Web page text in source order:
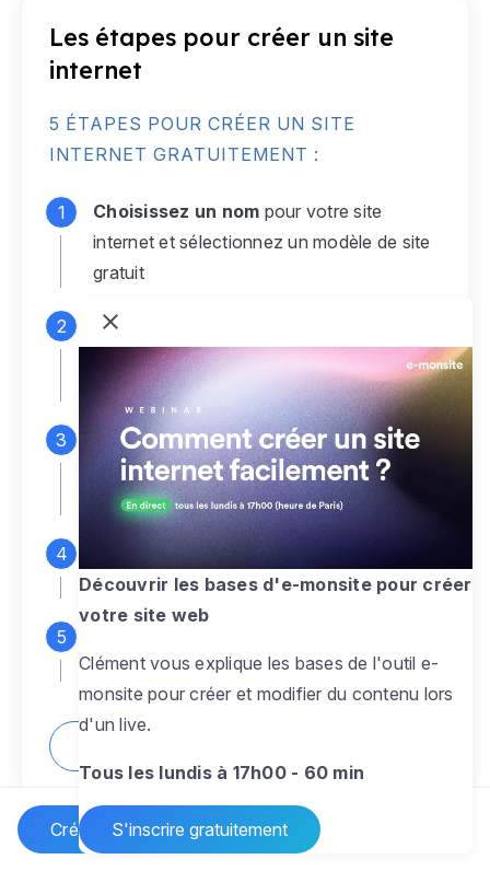
Créer un site Internet
Les étapes pour créer un site
internet
5 ÉTAPES POUR CRÉER UN SITE
INTERNET GRATUITEMENT :
Choisissez un nom pour votre site
internet et sélectionnez un modèle de site
gratuit
Connectez-vous
monsite gratuit pour accéder à votre
espace d'administration
Personnalisez entièrement le
designpour créer un site web sur-mesure,
à votre image
Ajoutez des pagessans limite pour
présenter votre activité, votre passion
pour rendre votre site dynamique
Découvrir les bases d'e-monsite pour créer
votre site web
Clément vous explique les bases de l'outil e-
monsite pour créer et modifier du contenu lors
d'un live.
Tous les lundis à 17h00 - 60 min
S'inscrire gratuitement